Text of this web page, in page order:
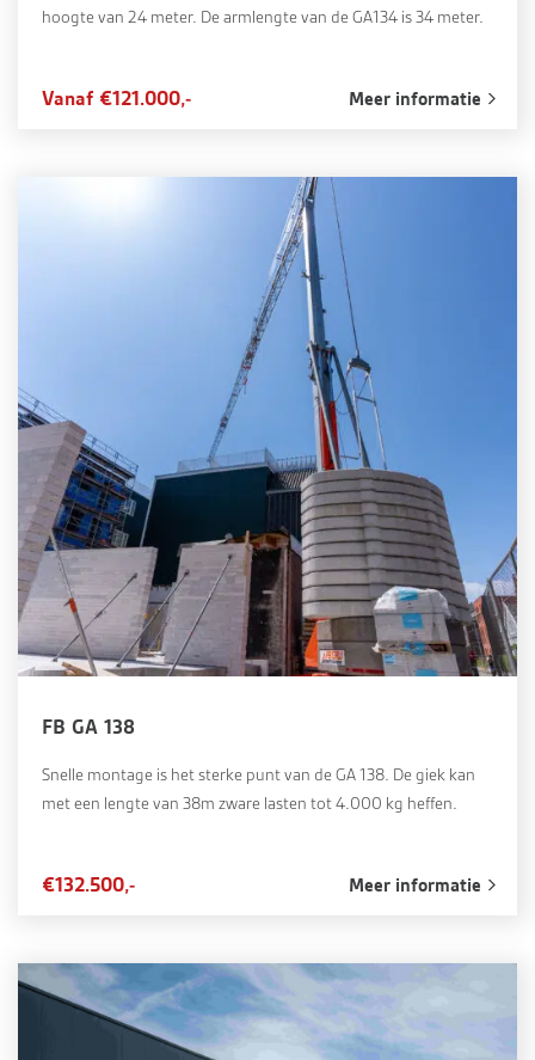
hoogte van 24 meter. De armlengte van de GA134 is 34 meter.
Vanaf €121.000,- Meer informatie
FB GA 138
Snelle montage is het sterke punt van de GA 138. De giek kan
met een lengte van 38m zware lasten tot 4.000 kg heffen.
€132.500,- Meer informatie